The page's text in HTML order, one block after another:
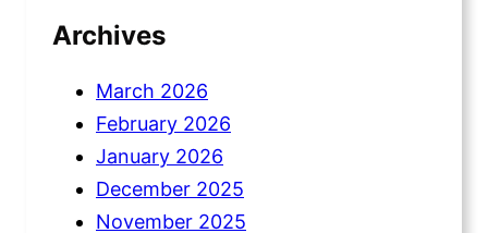
Archives
March 2026
February 2026
January 2026
December 2025
November 2025